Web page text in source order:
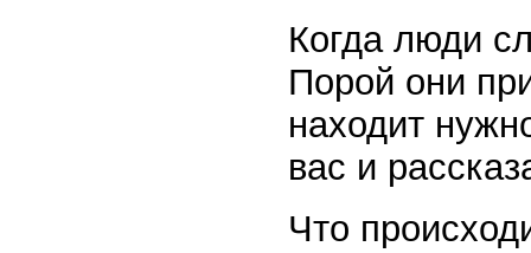
Когда люди
Порой они
находит
вас и
Что